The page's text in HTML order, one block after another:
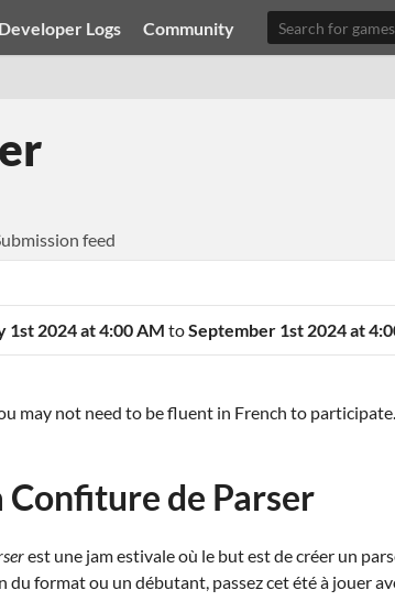
Developer Logs Community
feed
1st 2024 at 4:00 AM toSeptember 1st 2024 at
may not need to be fluent in French to
Confiture de Parser
est une jam estivale où le but est de créer un
du format ou un débutant, passez cet été à jouer